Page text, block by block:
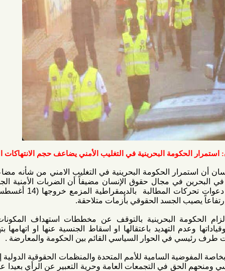
البحرينية في التغليب الأمني يضاعف حجم الانتهاكات الفظيعة
الحكومة البحرينية في التغليب الامني من شأنه مضاعفة حجم
في مجال حقوق الإنسان مضيفاً أن الضربات الأمنية الجديدة التي
تهيئ لها الحكومة بالتزامن مع دعوات تحركات المطالبة بالديمقراطية المزمع خروجها (14 أغسطس) سوف
الجسد الحقوقي بأزمات متلاحقة.
البحرينية بالتوقف عن مخططات استهداف المكونات المدنية
التهديد باعتقالها او اسقاط الجنسية عنها او اتهامها بتهم قانون
في الحوار السياسي القائم بين الحكومة والمعارضة .
السامية للأمم المتحدة والمنظمات الحقوقية الدولية إلى حماية
الحق في التجمعات العامة وحرية التعبير عن الرأي بعيدا عن سياسة